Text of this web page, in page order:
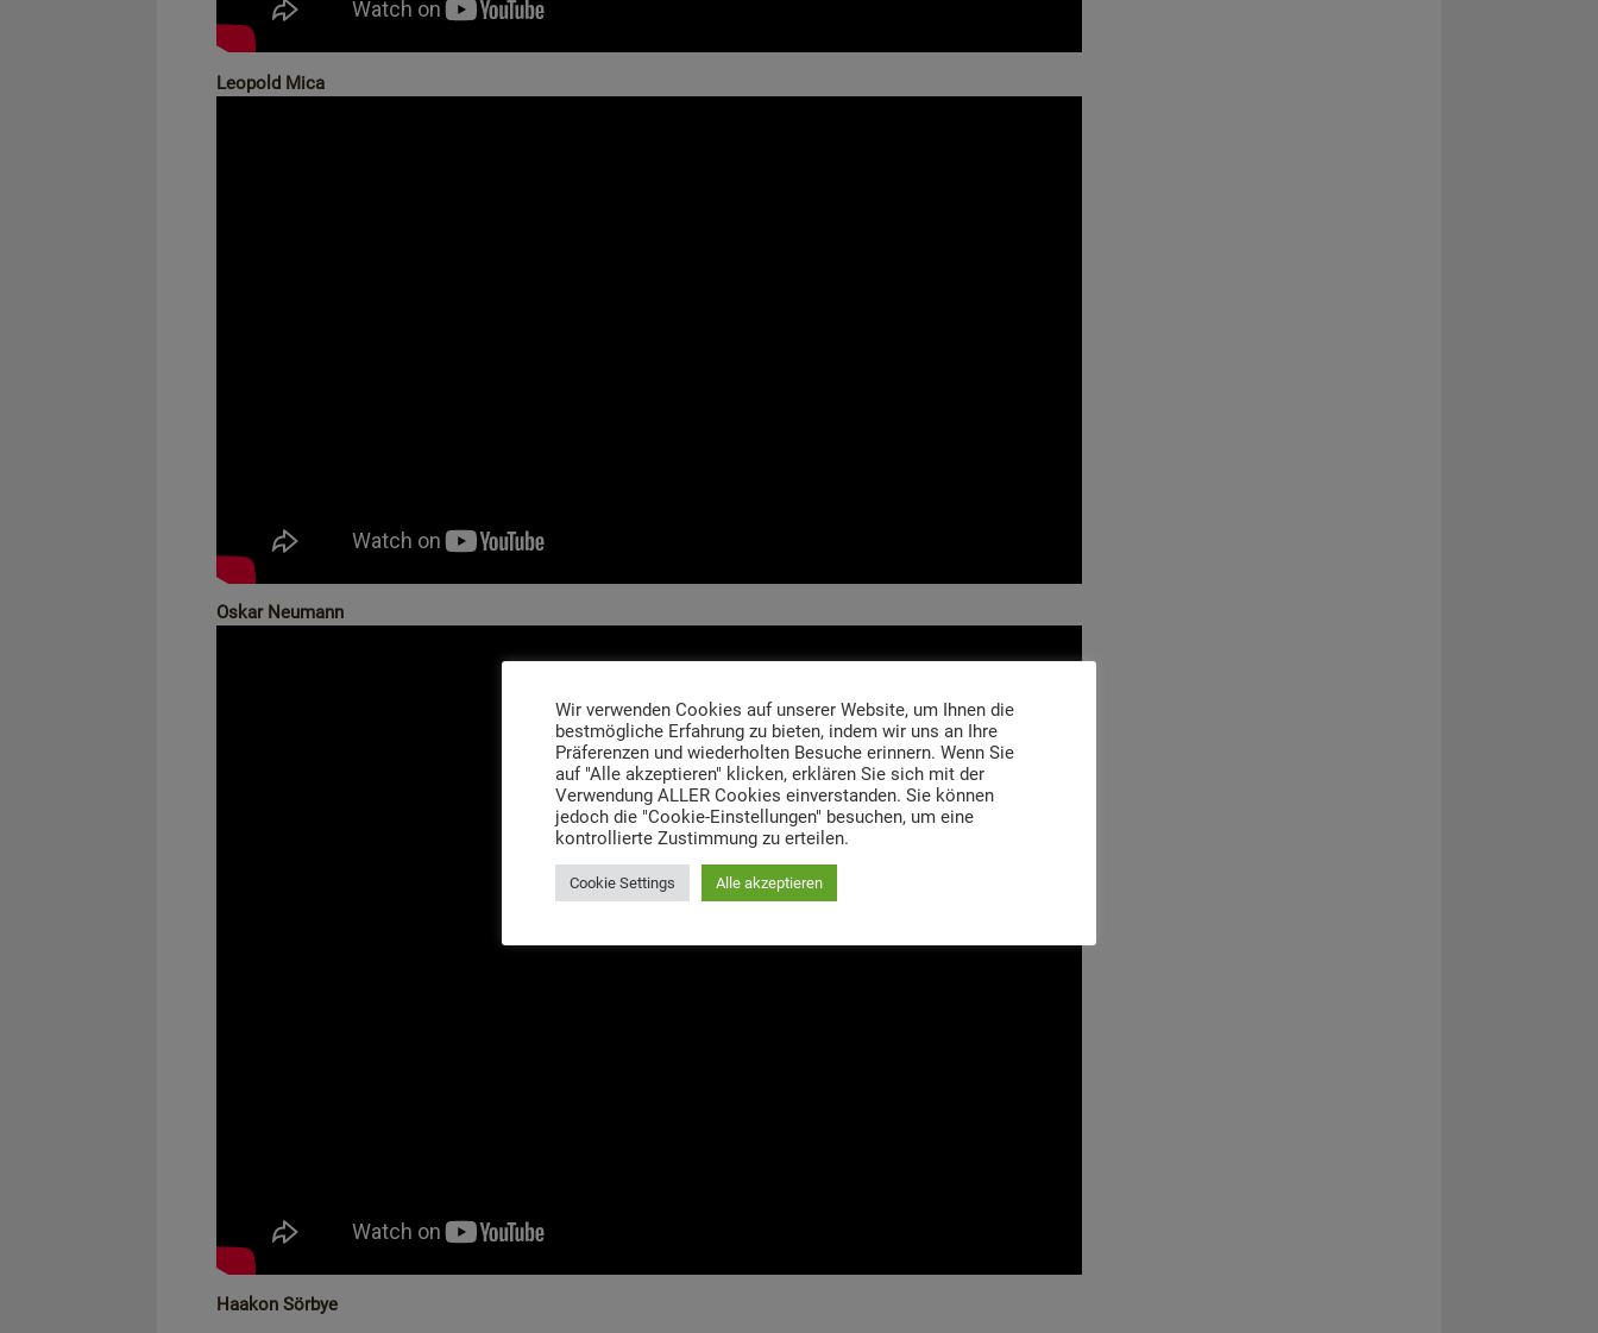
Leopold Mica
Oskar Neumann
Haakon Sörbye
Wir verwenden Cookies auf unserer Website, um Ihnen die
bestmögliche Erfahrung zu bieten, indem wir uns an Ihre
Präferenzen und wiederholten Besuche erinnern. Wenn Sie
auf "Alle akzeptieren" klicken, erklären Sie sich mit der
Verwendung ALLER Cookies einverstanden. Sie können
jedoch die "Cookie-Einstellungen" besuchen, um eine
kontrollierte Zustimmung zu erteilen.
Cookie Settings Alle akzeptieren